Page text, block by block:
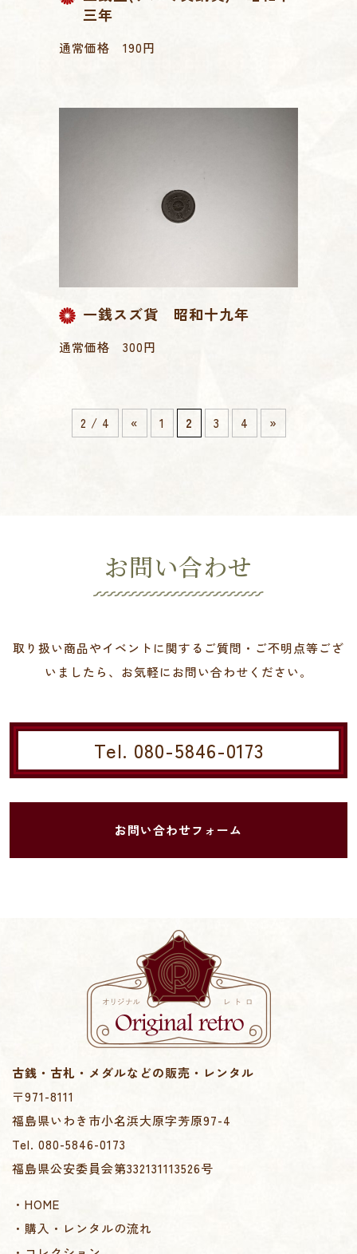
三年
通常価格 190円
一銭スズ貨 昭和十九年
通常価格 300円
2 / 4 « 1 2 3 4 »
お問い合わせ
取り扱い商品やイベントに関するご質問・ご不明点等ござ
いましたら、お気軽にお問い合わせください。
Tel. 080-5846-0173
お問い合わせフォーム
古銭・古札・メダルなどの販売・レンタル
〒971-8111
福島県いわき市小名浜大原字芳原97-4
Tel. 080-5846-0173
福島県公安委員会第332131113526号
・HOME
・購入・レンタルの流れ